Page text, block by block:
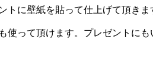
に壁紙を貼って仕上げて頂きま
って頂けます。プレゼントにも